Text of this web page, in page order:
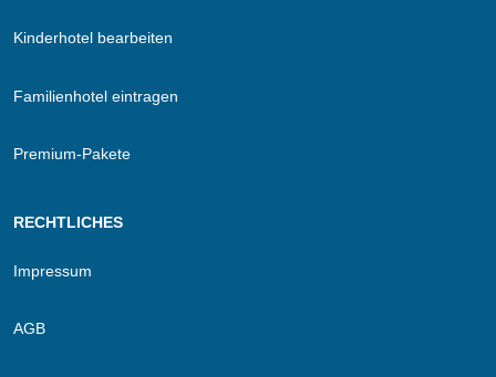
Kinderhotel bearbeiten
Familienhotel eintragen
Premium-Pakete
RECHTLICHES
Impressum
AGB